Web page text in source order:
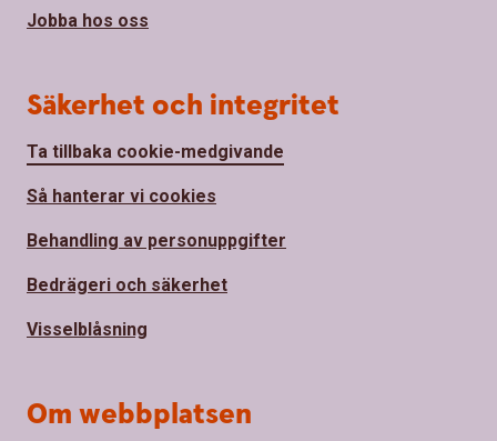
Jobba hos oss
Säkerhet och integritet
Ta tillbaka cookie-medgivande
Så hanterar vi cookies
Behandling av personuppgifter
Bedrägeri och säkerhet
Visselblåsning
Om webbplatsen